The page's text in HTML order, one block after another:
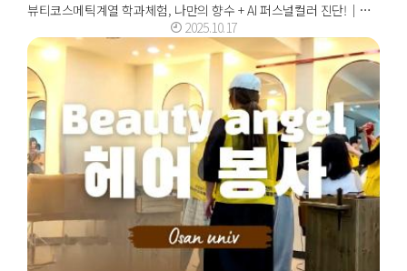
뷰티코스메틱계열 학과체험, 나만의 향수 + AI 퍼스널컬러 진단!｜오산대학교 Osan Un...
2025.10.17